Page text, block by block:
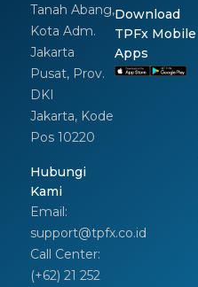
Tanah Abang,
Kota Adm.
Jakarta
Pusat, Prov.
DKI
Jakarta, Kode
Pos 10220
Hubungi
Kami
Email:
support@tpfx.co.id
Call Center:
(+62) 21 252
Download
TPFx Mobile
Apps